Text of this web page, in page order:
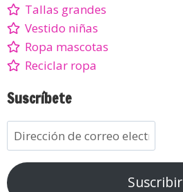
Tallas grandes
Vestido niñas
Ropa mascotas
Reciclar ropa
Suscríbete
Suscribir